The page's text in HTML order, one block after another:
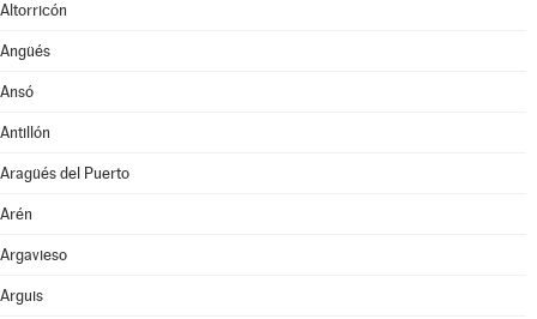
Altorricón
Angüés
Ansó
Antillón
Aragüés del Puerto
Arén
Argavieso
Arguis